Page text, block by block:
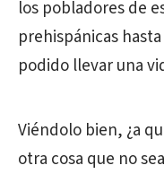
los pobladores de
prehispánicas
podido llevar una
Viéndolo bien, ¿a
otra cosa que no